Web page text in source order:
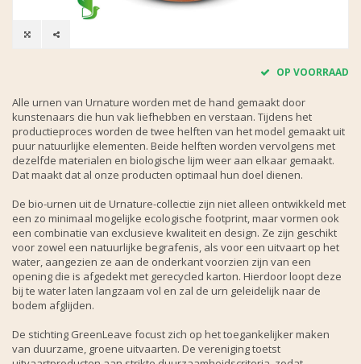
OP VOORRAAD
Alle urnen van Urnature worden met de hand gemaakt door
kunstenaars die hun vak liefhebben en verstaan. Tijdens het
productieproces worden de twee helften van het model gemaakt uit
puur natuurlijke elementen. Beide helften worden vervolgens met
dezelfde materialen en biologische lijm weer aan elkaar gemaakt.
Dat maakt dat al onze producten optimaal hun doel dienen.
De bio-urnen uit de Urnature-collectie zijn niet alleen ontwikkeld met
een zo minimaal mogelijke ecologische footprint, maar vormen ook
een combinatie van exclusieve kwaliteit en design. Ze zijn geschikt
voor zowel een natuurlijke begrafenis, als voor een uitvaart op het
water, aangezien ze aan de onderkant voorzien zijn van een
opening die is afgedekt met gerecycled karton. Hierdoor loopt deze
bij te water laten langzaam vol en zal de urn geleidelijk naar de
bodem afglijden.
De stichting GreenLeave focust zich op het toegankelijker maken
van duurzame, groene uitvaarten. De vereniging toetst